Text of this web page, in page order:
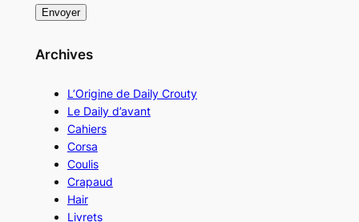
Archives
L’Origine de Daily Crouty
Le Daily d’avant
Cahiers
Corsa
Coulis
Crapaud
Hair
Livrets